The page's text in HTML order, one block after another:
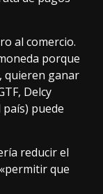
al comercio.
porque
quieren ganar
Delcy
puede
reducir el
que